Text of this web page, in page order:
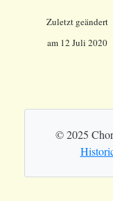
Zuletzt geändert
am 12 Juli 2020
© 2025